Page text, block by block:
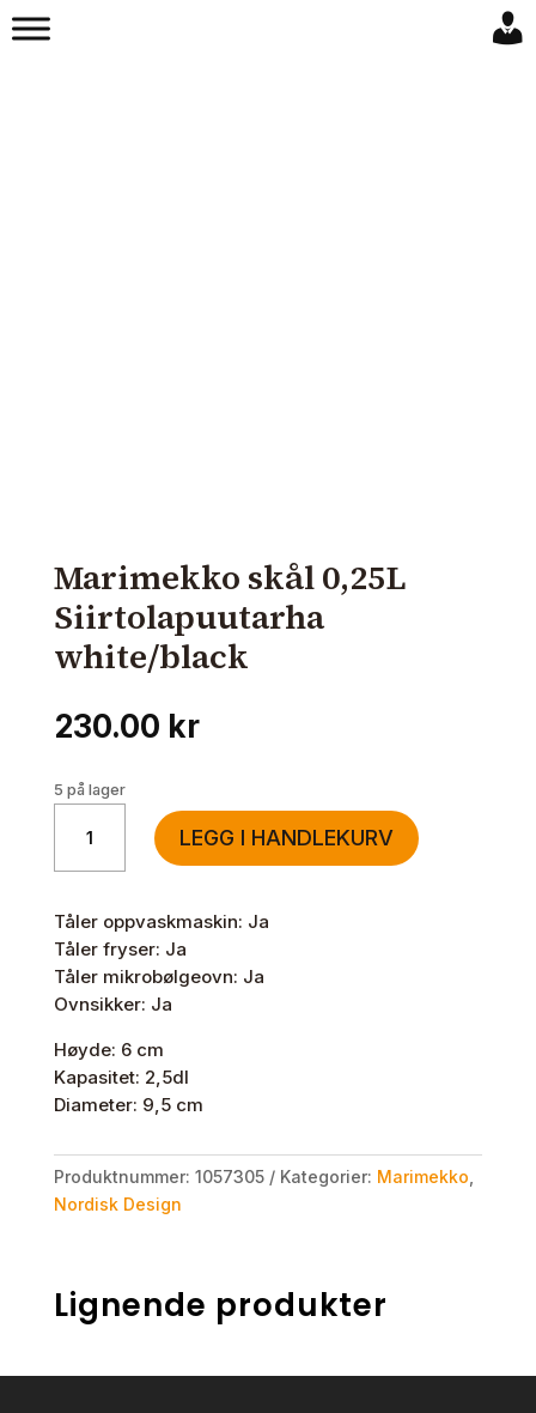
Marimekko skål 0,25L
Siirtolapuutarha
white/black
230.00 kr
5 på lager
0,25L
white/black
antall
LEGG I HANDLEKURV
Tåler oppvaskmaskin: Ja
Tåler fryser: Ja
Tåler mikrobølgeovn: Ja
Ovnsikker: Ja
Høyde: 6 cm
Kapasitet: 2,5dl
Diameter: 9,5 cm
Produktnummer: 1057305 Kategorier: Marimekko
Nordisk Design
Lignende produkter